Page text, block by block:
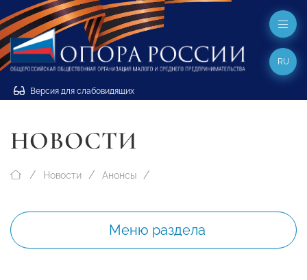
Версия для слабовидящих
RU
НОВОСТИ
Новости Анонсы
Меню раздела